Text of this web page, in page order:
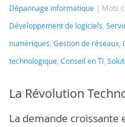
Dépannage informatique
Mots
Développement de logiciels,
numériques, Gestion de réseaux,
technologique, Conseil en TI,
La Révolution
La demande